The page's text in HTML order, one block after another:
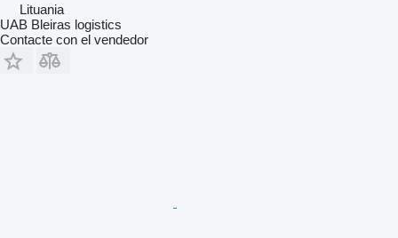
Lituania
UAB Bleiras logistics
Contacte con el vendedor